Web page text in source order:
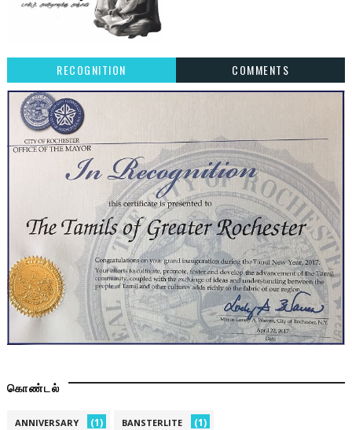
RECOGNITION COMMENTS
கொண்டல்
ANNIVERSARY (1) BANSTERLITE (1)